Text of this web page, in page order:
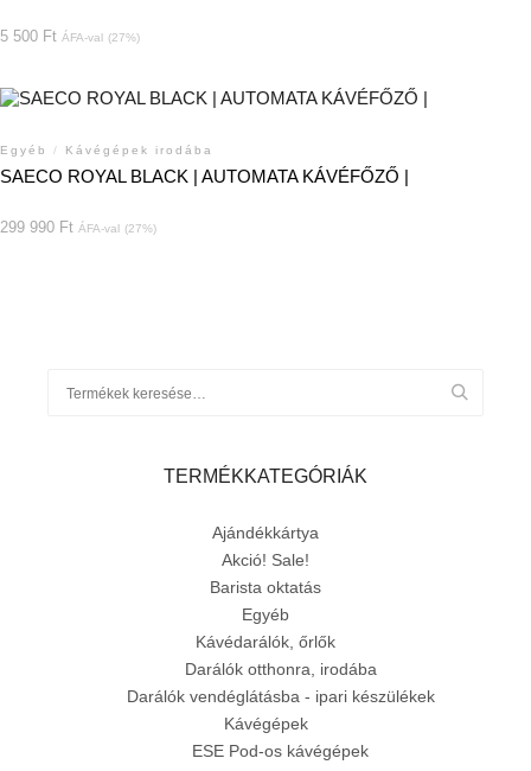
5 500 Ft ÁFA-val (27%)
Egyéb / Kávégépek irodába
SAECO ROYAL BLACK | AUTOMATA KÁVÉFŐZŐ |
299 990 Ft ÁFA-val (27%)
TERMÉKKATEGÓRIÁK
Ajándékkártya
Akció! Sale!
Barista oktatás
Egyéb
Kávédarálók, őrlők
Darálók otthonra, irodába
Darálók vendéglátásba - ipari készülékek
Kávégépek
ESE Pod-os kávégépek